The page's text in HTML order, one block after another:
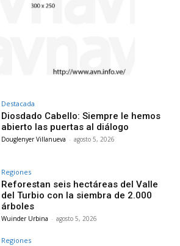
Destacada
Diosdado Cabello: Siempre le hemos
abierto las puertas al diálogo
Douglenyer Villanueva - agosto 5, 2026
Regiones
Reforestan seis hectáreas del Valle
del Turbio con la siembra de 2.000
árboles
Wuinder Urbina - agosto 5, 2026
Regiones